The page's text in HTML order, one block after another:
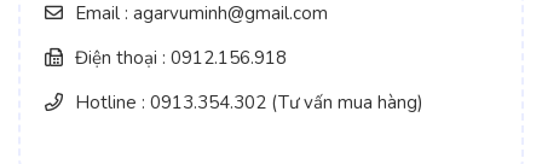
Email : agarvuminh@gmail.com
Điện thoại : 0912.156.918
Hotline : 0913.354.302 (Tư vấn mua hàng)